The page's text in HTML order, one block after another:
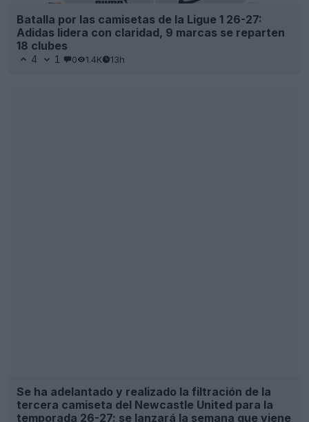
Batalla por las camisetas de la Ligue 1 26-27:
Adidas lidera con claridad, 9 marcas se reparten
18 clubes
4 1 0 1.4K 13h
Se ha adelantado y realizado la filtración de la
tercera camiseta del Newcastle United para la
temporada 26-27: se lanzará la semana que viene